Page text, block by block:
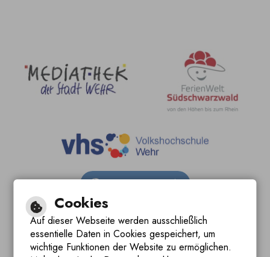
Barrierefreie Ansicht
Gebärdensprache
Cookies
Auf dieser Webseite werden ausschließlich
essentielle Daten in Cookies gespeichert, um
wichtige Funktionen der Website zu ermöglichen.